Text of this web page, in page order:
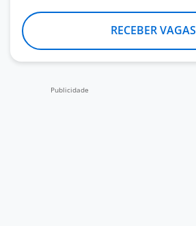
RECEBER VAGAS